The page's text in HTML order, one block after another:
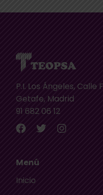
P.I. Los Ángeles, Calle
Getafe, Madrid
91 682 06 12
Menú
Inicio